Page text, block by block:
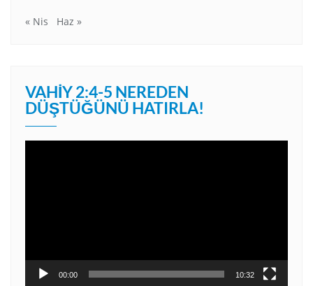
« Nis Haz »
VAHIY 2:4-5 NEREDEN
DÜŞTÜĞÜNÜ HATIRLA!
00:00 10:32